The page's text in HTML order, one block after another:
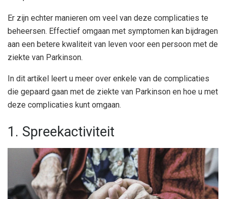
Er zijn echter manieren om veel van deze complicaties te
beheersen. Effectief omgaan met symptomen kan bijdragen
aan een betere kwaliteit van leven voor een persoon met de
ziekte van Parkinson.
In dit artikel leert u meer over enkele van de complicaties
die gepaard gaan met de ziekte van Parkinson en hoe u met
deze complicaties kunt omgaan.
1. Spreekactiviteit